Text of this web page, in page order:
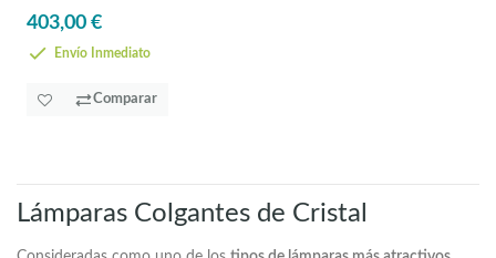
403,00 €
Envío Inmediato
Comparar
Lámparas Colgantes de Cristal